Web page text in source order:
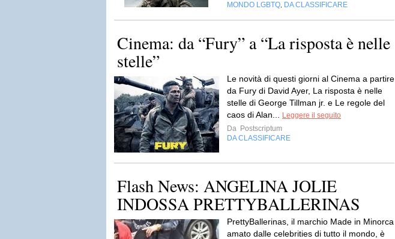
MONDO LGBTQ DA CLASSIFICARE
Cinema: da “Fury” a “La risposta è nelle
stelle”
Le novità di questi giorni al Cinema a partire
da Fury di David Ayer, La risposta è nelle
stelle di George Tillman jr. e Le regole del
caos di Alan...
Leggere il seguito
Da Postscriptum
DA CLASSIFICARE
Flash News: ANGELINA JOLIE
INDOSSA PRETTYBALLERINAS
PrettyBallerinas, il marchio Made in Minorca
amato dalle celebrities di tutto il mondo, è